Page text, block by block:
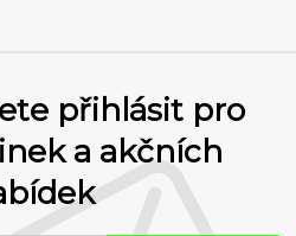
přihlásit pro
a akčních